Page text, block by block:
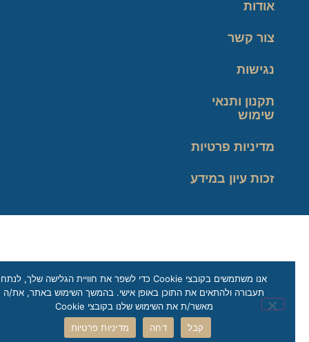
אודות
צור קשר
נגישות
תקנון ותנאי
שימוש
מדיניות פרטיות
זכות עיון במידע
אנו משתמשים בקובצי Cookie כדי לשפר את חוויית הגלישה שלך, לנתח
תעבורה ולהתאים את התוכן באופן אישי. בהמשך השימוש באתר, את/ה
מאשר/ת את השימוש שלנו בקובצי Cookie
קבל
דחה מדיניות פרטיות